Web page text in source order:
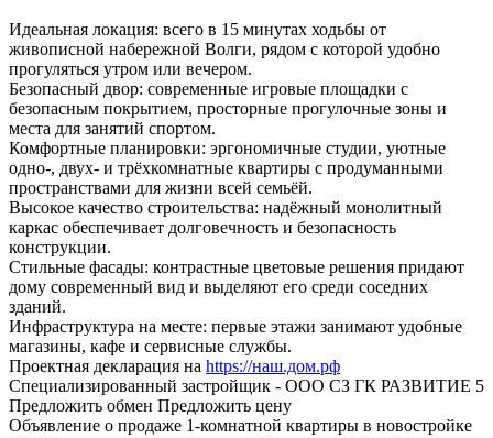
Идеальная локация: всего в 15 минутах ходьбы от
живописной набережной Волги, рядом с которой удобно
прогуляться утром или вечером.
Безопасный двор: современные игровые площадки с
безопасным покрытием, просторные прогулочные зоны и
места для занятий спортом.
Комфортные планировки: эргономичные студии, уютные
одно-, двух- и трёхкомнатные квартиры с продуманными
пространствами для жизни всей семьёй.
Высокое качество строительства: надёжный монолитный
каркас обеспечивает долговечность и безопасность
конструкции.
Стильные фасады: контрастные цветовые решения придают
дому современный вид и выделяют его среди соседних
зданий.
Инфраструктура на месте: первые этажи занимают удобные
магазины, кафе и сервисные службы.
Проектная декларация на https://наш.дом.рф
Специализированный застройщик - ООО СЗ ГК РАЗВИТИЕ 5
Предложить обмен Предложить цену
Объявление о продаже 1-комнатной квартиры в новостройке